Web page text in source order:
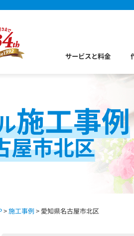
サービスと料金
施工事例
屋市北区
>施工事例 > 愛知県名古屋市北区